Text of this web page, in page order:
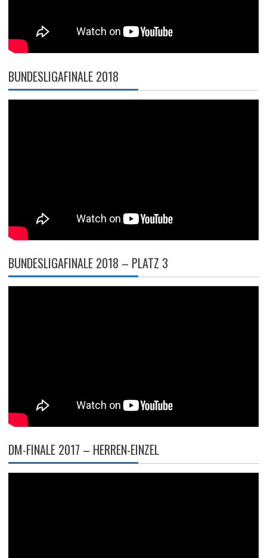
BUNDESLIGAFINALE 2018
BUNDESLIGAFINALE 2018 – PLATZ 3
DM-FINALE 2017 – HERREN-EINZEL